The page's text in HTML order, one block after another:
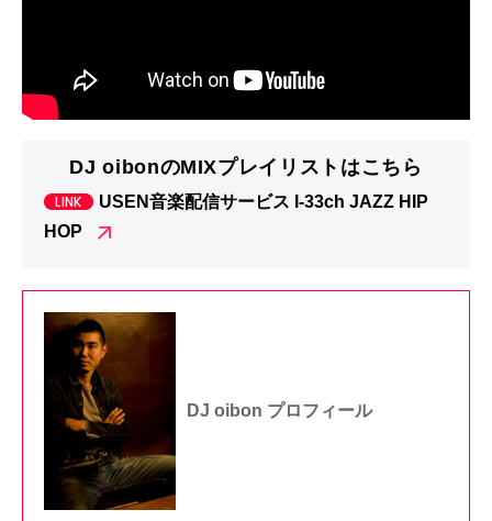
DJ oibonのMIXプレイリストはこちら
USEN音楽配信サービス I-33ch JAZZ HIP
HOP
DJ oibon プロフィール